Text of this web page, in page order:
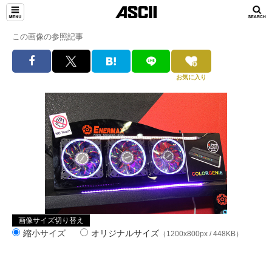
この画像の参照記事
お気に入り
画像サイズ切り替え
縮小サイズ オリジナルサイズ （1200x800px / 448KB）